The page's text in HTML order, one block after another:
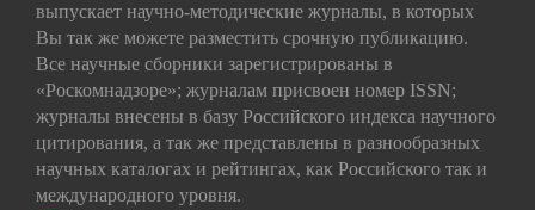
выпускает научно-методические журналы, в которых
Вы так же можете разместить срочную публикацию.
Все научные сборники зарегистрированы в
«Роскомнадзоре»; журналам присвоен номер ISSN;
журналы внесены в базу Российского индекса научного
цитирования, а так же представлены в разнообразных
научных каталогах и рейтингах, как Российского так и
международного уровня.